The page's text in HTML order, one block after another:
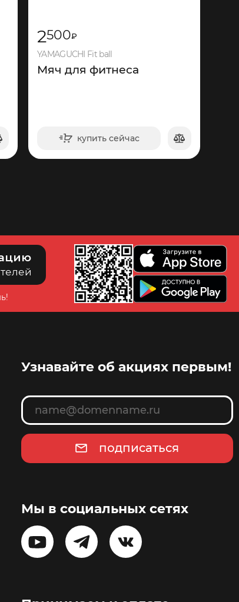
2500₽
YAMAGUCHI Fit ball
Мяч для фитнеса
купить сейчас
в корзину
Узнавайте об акциях первым!
подписаться
Мы в социальных сетях